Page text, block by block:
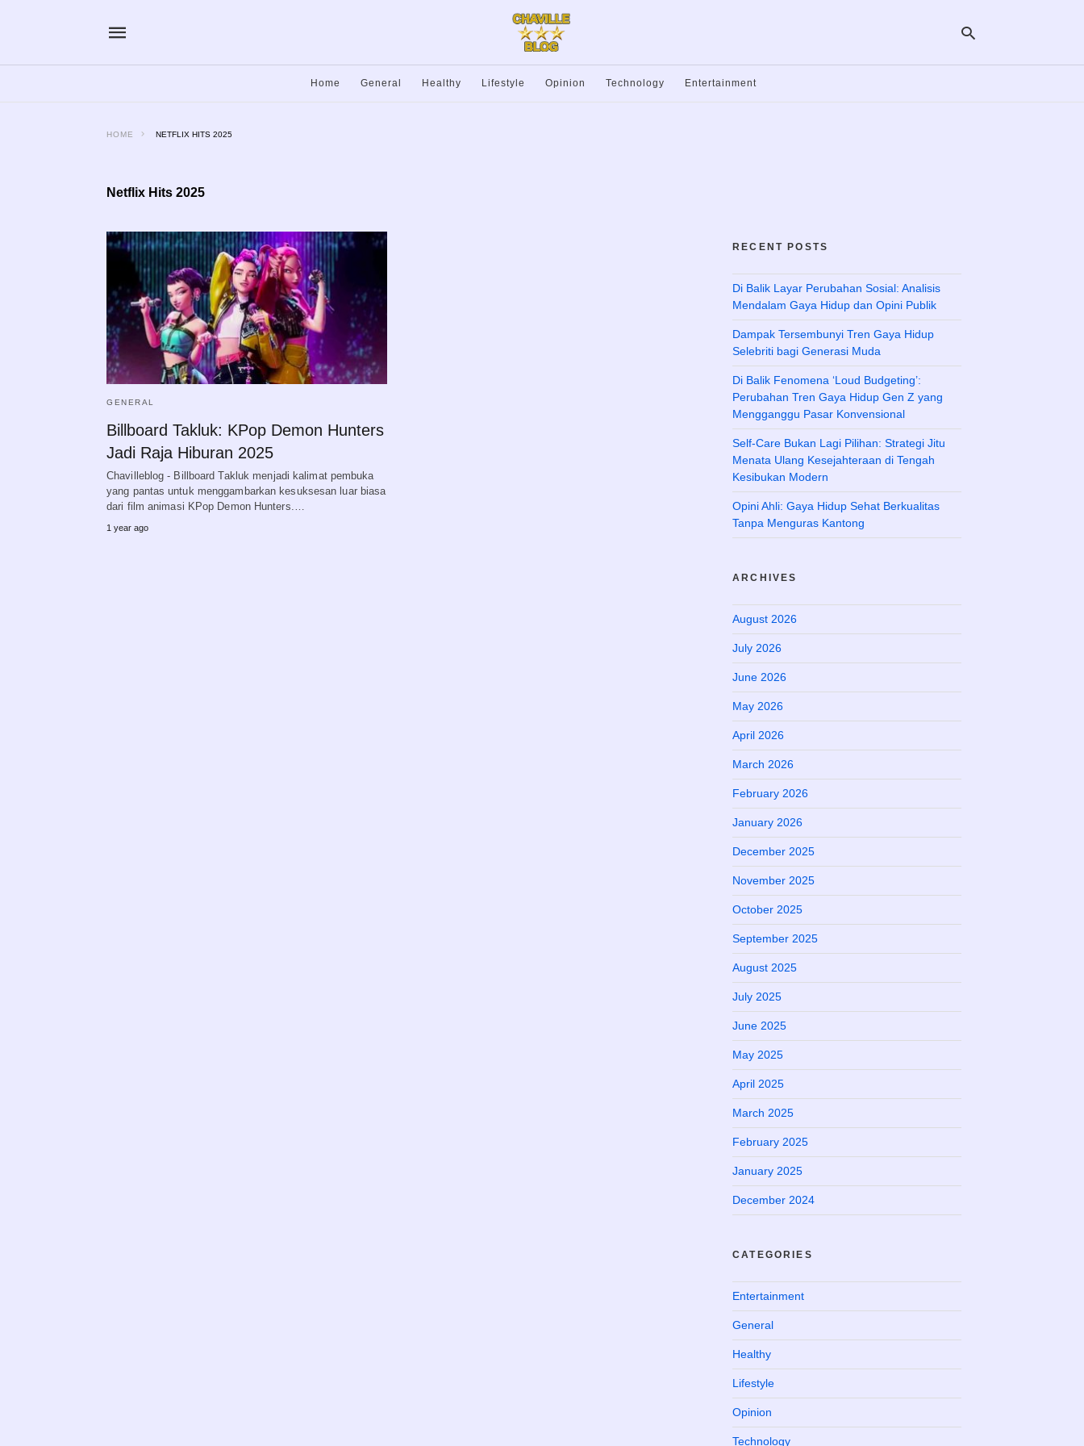
Home General Healthy Lifestyle Opinion Technology Entertainment
HOME NETFLIX HITS 2025
Netflix Hits 2025
GENERAL
Billboard Takluk: KPop Demon Hunters
Jadi Raja Hiburan 2025
Chavilleblog - Billboard Takluk menjadi kalimat pembuka
yang pantas untuk menggambarkan kesuksesan luar biasa
dari film animasi KPop Demon Hunters.…
1 year ago
RECENT POSTS
Di Balik Layar Perubahan Sosial: Analisis
Mendalam Gaya Hidup dan Opini Publik
Dampak Tersembunyi Tren Gaya Hidup
Selebriti bagi Generasi Muda
Di Balik Fenomena ‘Loud Budgeting’:
Perubahan Tren Gaya Hidup Gen Z yang
Mengganggu Pasar Konvensional
Self-Care Bukan Lagi Pilihan: Strategi Jitu
Menata Ulang Kesejahteraan di Tengah
Kesibukan Modern
Opini Ahli: Gaya Hidup Sehat Berkualitas
Tanpa Menguras Kantong
ARCHIVES
August 2026
July 2026
June 2026
May 2026
April 2026
March 2026
February 2026
January 2026
December 2025
November 2025
October 2025
September 2025
August 2025
July 2025
June 2025
May 2025
April 2025
March 2025
February 2025
January 2025
December 2024
CATEGORIES
Entertainment
General
Healthy
Lifestyle
Opinion
Technology